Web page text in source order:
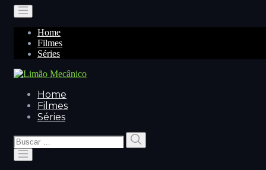
Home
Filmes
Séries
Home
Filmes
Séries
Buscar
por: